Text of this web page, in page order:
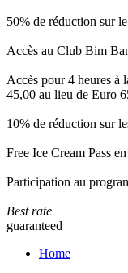
50% de réduction sur
Accès au Club Bim
Accès pour 4 heures à
45,00 au lieu de Euro
10% de réduction sur
Free Ice Cream Pass
Participation au
Best rate
guaranteed
Home